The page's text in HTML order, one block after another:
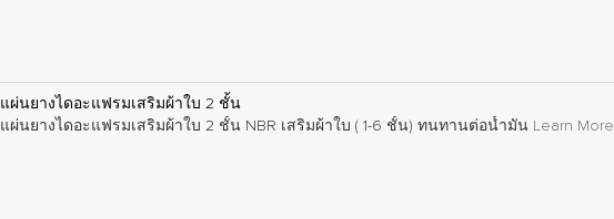
แผ่นยางไดอะแฟรมเสริมผ้าใบ 2 ชั้น
แผ่นยางไดอะแฟรมเสริมผ้าใบ 2 ชั้น NBR เสริมผ้าใบ ( 1-6 ชั้น) ทนทานต่อน้ำมัน Learn More